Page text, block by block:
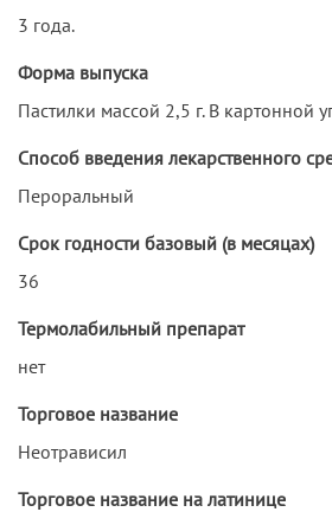
3 года.
Форма выпуска
Пастилки массой 2,5 г. В картонной
Способ введения лекарственного
Пероральный
Срок годности базовый (в месяцах)
36
Термолабильный препарат
нет
Торговое название
Неотрависил
Торговое название на латинице